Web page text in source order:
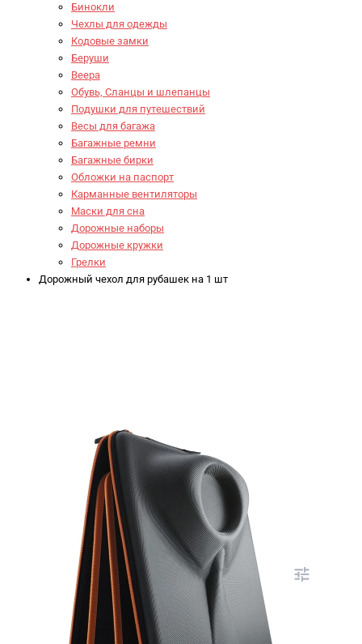
Бинокли
Чехлы для одежды
Кодовые замки
Беруши
Веера
Обувь, Сланцы и шлепанцы
Подушки для путешествий
Весы для багажа
Багажные ремни
Багажные бирки
Обложки на паспорт
Карманные вентиляторы
Маски для сна
Дорожные наборы
Дорожные кружки
Грелки
Дорожный чехол для рубашек на 1 шт